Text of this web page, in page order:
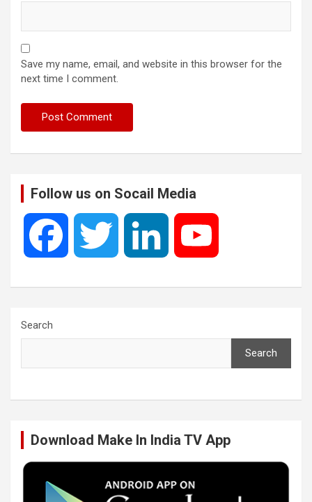
Save my name, email, and website in this browser for the
next time I comment.
Follow us on Socail Media
e t k T
Search
Search
Download Make In India TV App